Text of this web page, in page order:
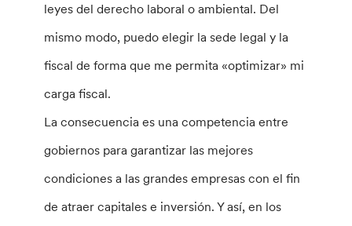
leyes del derecho laboral o ambiental. Del
mismo modo, puedo elegir la sede legal y la
fiscal de forma que me permita «optimizar» mi
carga fiscal.
La consecuencia es una competencia entre
gobiernos para garantizar las mejores
condiciones a las grandes empresas con el fin
de atraer capitales e inversión. Y así, en los